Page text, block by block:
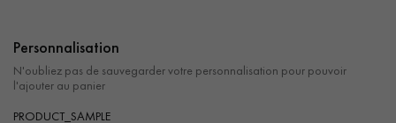
Personnalisation
N'oubliez pas de sauvegarder votre personnalisation pour pouvoir
l'ajouter au panier
PRODUCT_SAMPLE